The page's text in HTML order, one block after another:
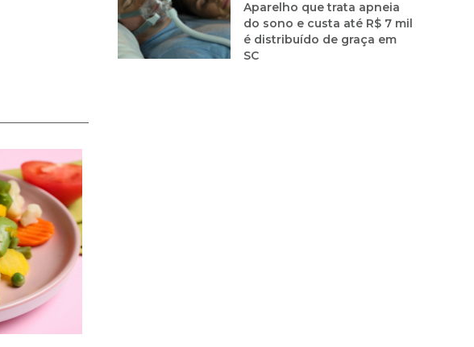
Aparelho que trata apneia
do sono e custa até R$ 7 mil
é distribuído de graça em
SC